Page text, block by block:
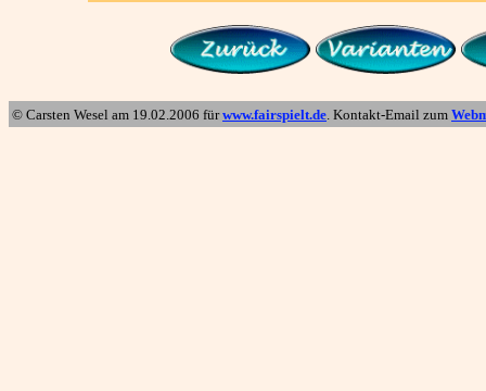
© Carsten Wesel am 19.02.2006 fürwww.fairspielt.de. Kontakt-Email zum